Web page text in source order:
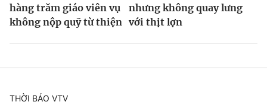
hàng trăm giáo viên vụ
không nộp quỹ từ thiện
nhưng không quay lưng
với thịt lợn
THỜI BÁO VTV